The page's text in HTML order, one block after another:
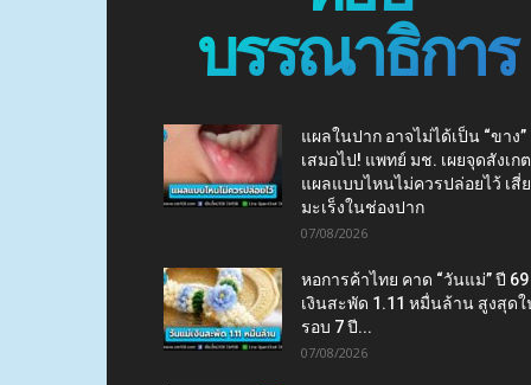
บรรณาธิการ
แผลในปาก อาจไม่ได้เป็น “ขาง”
เสมอไป! แพทย์ มช. เผยจุดสังเกต
แผลแบบไหนไม่ควรปล่อยไว้ เสี่
มะเร็งในช่องปาก
07/08/2026
หอการค้าไทย คาด “วันแม่” ปี 69
เงินสะพัด 1.11 หมื่นล้าน สูงสุด
รอบ 7 ปี...
07/08/2026